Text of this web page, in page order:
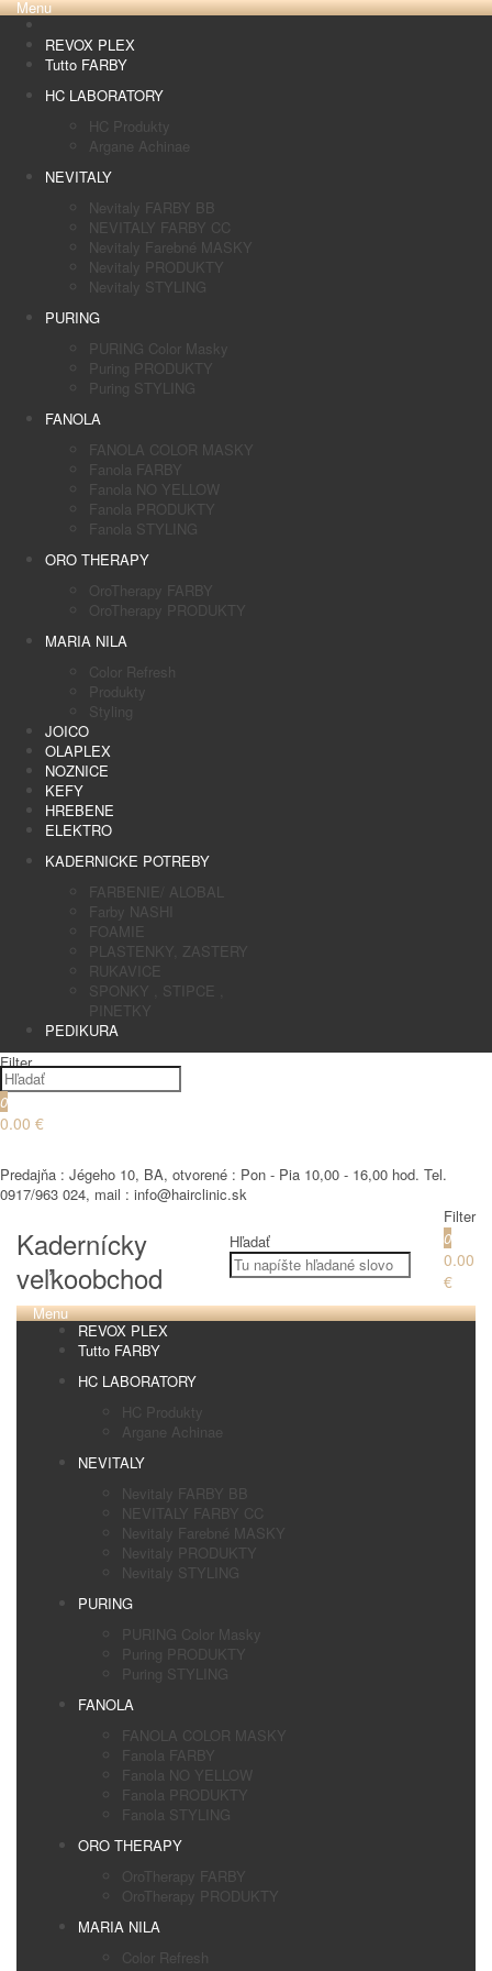
Menu
REVOX PLEX
Tutto FARBY
HC LABORATORY
HC Produkty
Argane Achinae
NEVITALY
Nevitaly FARBY BB
NEVITALY FARBY CC
Nevitaly Farebné MASKY
Nevitaly PRODUKTY
Nevitaly STYLING
PURING
PURING Color Masky
Puring PRODUKTY
Puring STYLING
FANOLA
FANOLA COLOR MASKY
Fanola FARBY
Fanola NO YELLOW
Fanola PRODUKTY
Fanola STYLING
ORO THERAPY
OroTherapy FARBY
OroTherapy PRODUKTY
MARIA NILA
Color Refresh
Produkty
Styling
JOICO
OLAPLEX
NOZNICE
KEFY
HREBENE
ELEKTRO
KADERNICKE POTREBY
FARBENIE/ ALOBAL
Farby NASHI
FOAMIE
PLASTENKY, ZASTERY
RUKAVICE
SPONKY , STIPCE ,
PINETKY
PEDIKURA
Filter
0
0.00 €
Predajňa : Jégeho 10, BA, otvorené : Pon - Pia 10,00 - 16,00 hod. Tel.
0917/963 024, mail : info@hairclinic.sk
Kadernícky
veľkoobchod
Hľadať
Filter
0
0.00
€
Menu
REVOX PLEX
Tutto FARBY
HC LABORATORY
HC Produkty
Argane Achinae
NEVITALY
Nevitaly FARBY BB
NEVITALY FARBY CC
Nevitaly Farebné MASKY
Nevitaly PRODUKTY
Nevitaly STYLING
PURING
PURING Color Masky
Puring PRODUKTY
Puring STYLING
FANOLA
FANOLA COLOR MASKY
Fanola FARBY
Fanola NO YELLOW
Fanola PRODUKTY
Fanola STYLING
ORO THERAPY
OroTherapy FARBY
OroTherapy PRODUKTY
MARIA NILA
Color Refresh